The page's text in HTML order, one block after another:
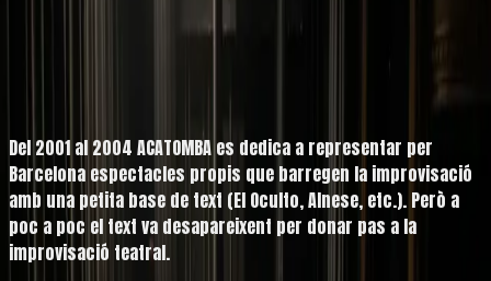
Del 2001 al 2004 ACATOMBA es dedica a representar per
Barcelona espectacles propis que barregen la improvisació
amb una petita base de text (El Oculto, Alnese, etc.). Però a
poc a poc el text va desapareixent per donar pas a la
improvisació teatral.